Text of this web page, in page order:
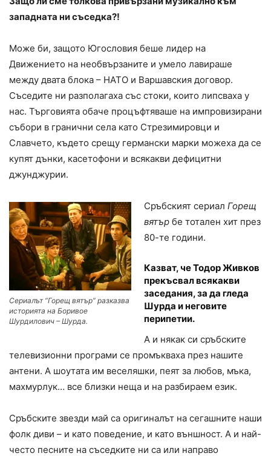
западната ни съседка?!
Може би, защото Югословия беше лидер на
Движението на необвързаните и умело лавираше
между двата блока – НАТО и Варшавския договор.
Съседите ни разполагаха със стоки, които липсваха у
нас. Търговията обаче процъфтяваше на импровизирани
събори в гранични села като Стрезимировци и
Славчето, където срещу германски марки можеха да се
купят дънки, касетофони и всякакви дефицитни
джунджурии.
Сериалът “Горещ вятър” разказва
историята на Боривое
Шурдилович – Шурда.
Сръбският сериал Горещ
вятър бе тотален хит през
80-те години.
Казват, че Тодор Живков
прекъсвал всякакви
заседания, за да гледа
Шурда и неговите
перипетии.
А и някак си сръбските
телевизионни програми се промъкваха през нашите
антени. А шоутата им веселяшки, пеят за любов, мъка,
махмурлук… все близки неща и на разбираем език.
Сръбските звезди май са оригиналът на сегашните наши
фолк диви – и като поведение, и като външност. А и най-
често песните на съседките ни са или направо